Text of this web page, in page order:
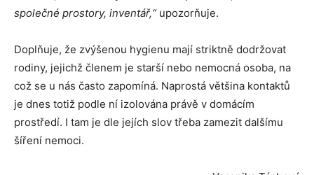
společné prostory, inventář,“upozorňuje.
Doplňuje, že zvýšenou hygienu mají striktně dodržovat
rodiny, jejichž členem je starší nebo nemocná osoba, na
což se u nás často zapomíná. Naprostá většina kontaktů
je dnes totiž podle ní izolována právě v domácím
prostředí. I tam je dle jejích slov třeba zamezit dalšímu
šíření nemoci.